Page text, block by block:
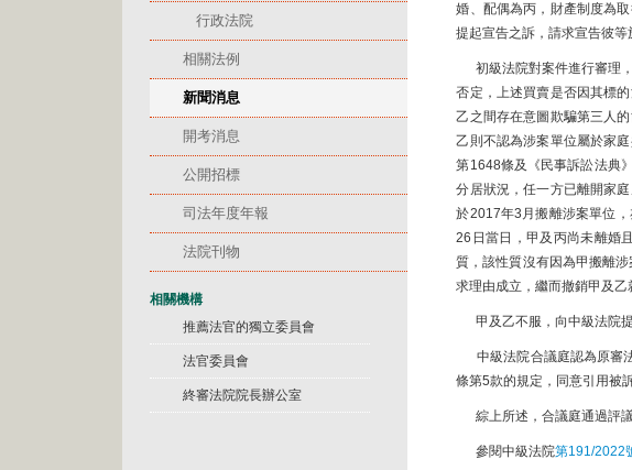
相關機構
推薦法官的獨立委員會
法官委員會
終審法院院長辦公室
行政法院
相關法例
新聞消息
開考消息
公開招標
司法年度年報
法院刊物
婚、配偶為丙，財產制度為
提起宣告之訴，請求宣告彼
初級法院對案件進行審理，
否定，上述買賣是否因其標
乙之間存在意圖欺騙第三人
乙則不認為涉案單位屬於家
第1648條及《民事訴訟法典
分居狀況，任一方已離開家
於2017年3月搬離涉案單位
26日當日，甲及丙尚未離婚
質，該性質沒有因為甲搬離
求理由成立，繼而撤銷甲及乙
甲及乙不服，向中級法院提
中級法院合議庭認為原審
條第5款的規定，同意引用被
綜上所述，合議庭通過評議
參閱中級法院第191/2022